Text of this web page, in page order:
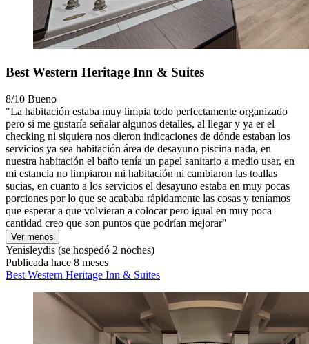
Best Western Heritage Inn & Suites
8/10 Bueno
"La habitación estaba muy limpia todo perfectamente organizado
pero si me gustaría señalar algunos detalles, al llegar y ya er el
checking ni siquiera nos dieron indicaciones de dónde estaban los
servicios ya sea habitación área de desayuno piscina nada, en
nuestra habitación el baño tenía un papel sanitario a medio usar, en
mi estancia no limpiaron mi habitación ni cambiaron las toallas
sucias, en cuanto a los servicios el desayuno estaba en muy pocas
porciones por lo que se acababa rápidamente las cosas y teníamos
que esperar a que volvieran a colocar pero igual en muy poca
cantidad creo que son puntos que podrían mejorar"
Ver menos
Yenisleydis (se hospedó 2 noches)
Publicada hace 8 meses
Best Western Heritage Inn & Suites